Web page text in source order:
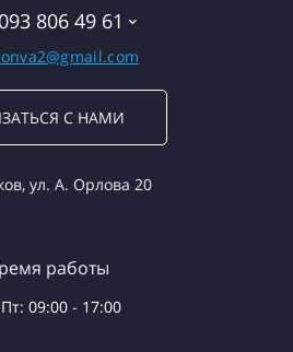
806 49 61
С НАМИ
ул. А. Орлова 20
работы
09:00 - 17:00